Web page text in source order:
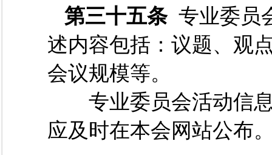
第三十五条 专业委员
述内容包括：议题、观
会议规模等。
专业委员会活动信息
应及时在本会网站公布